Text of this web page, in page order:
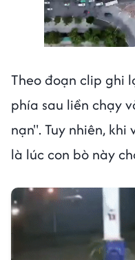
Theo đoạn clip ghi
phía sau liền chạy
nạn". Tuy nhiên,
là lúc con bò này